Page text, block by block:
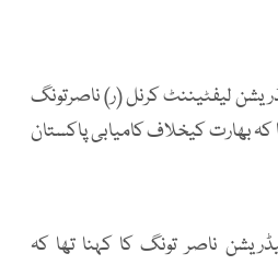
لیفٹیننٹ کرنل (ر) ناصرتونگ
کہ بھارت کیخلاف کامیابی پاکستان
ناصر تونگ کا کہنا تھا کہ